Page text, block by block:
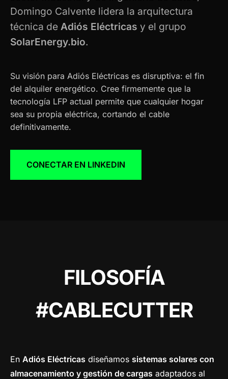
Domingo Calvente lidera la arquitectura
técnica de Adiós Eléctricas y el grupo
SolarEnergy.bio.
Su visión para Adiós Eléctricas es disruptiva: el fin
del alquiler energético. Cree firmemente que la
tecnología LFP actual permite que cualquier hogar
sea su propia eléctrica, cortando el cable
definitivamente.
CONECTAR EN LINKEDIN
FILOSOFÍA
#CABLECUTTER
En Adiós Eléctricas diseñamos sistemas solares con
almacenamiento y gestión de cargas adaptados al